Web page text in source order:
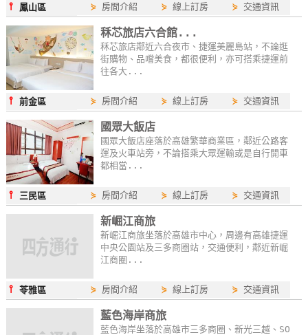
⫯ 鳳山區 ⋟ 房間介紹 ⋟線上訂房 ⋟ 交通資訊
秝芯旅店六合館...
秝芯旅店鄰近六合夜市、捷運美麗島站，不論逛
街購物、品嚐美食，都很便利，亦可搭乘捷運前
往各大...
⫯前金區 ⋟ 房間介紹 ⋟線上訂房 ⋟ 交通資訊
國眾大飯店
國眾大飯店座落於高雄繁華商業區，鄰近公路客
運及火車站旁，不論搭乘大眾運輸或是自行開車
都相當...
⫯ 三民區 ⋟ 房間介紹 ⋟線上訂房 ⋟ 交通資訊
新崛江商旅
新崛江商旅坐落於高雄市中心，周邊有高雄捷運
中央公園站及三多商圈站，交通便利，鄰近新崛
江商圈...
⫯苓雅區 ⋟ 房間介紹 ⋟線上訂房 ⋟ 交通資訊
藍色海岸商旅
藍色海岸坐落於高雄市三多商圈、新光三越、SO